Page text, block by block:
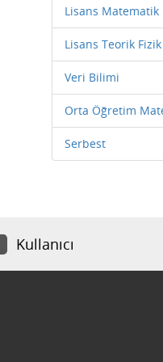
Lisans Matematik
Lisans Teorik Fizik
Veri Bilimi
Orta Öğretim
Serbest
Kullanıcı